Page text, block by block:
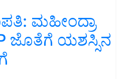
ಮಹೀಂದ್ರಾ
ಜೊತೆಗೆ ಯಶಸ್ಸಿನ